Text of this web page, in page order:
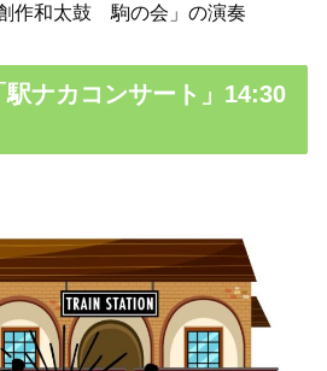
作和太鼓 駒の会」の演奏
ナカコンサート」14:30